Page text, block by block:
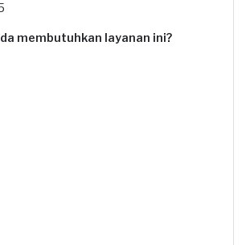
membutuhkan layanan ini?